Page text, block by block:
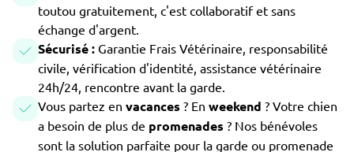
toutou gratuitement, c'est collaboratif et sans
échange d'argent.
Sécurisé : Garantie Frais Vétérinaire, responsabilité
civile, vérification d'identité, assistance vétérinaire
24h/24, rencontre avant la garde.
Vous partez en vacances ? En weekend ? Votre chien
a besoin de plus de promenades ? Nos bénévoles
sont la solution parfaite pour la garde ou promenade